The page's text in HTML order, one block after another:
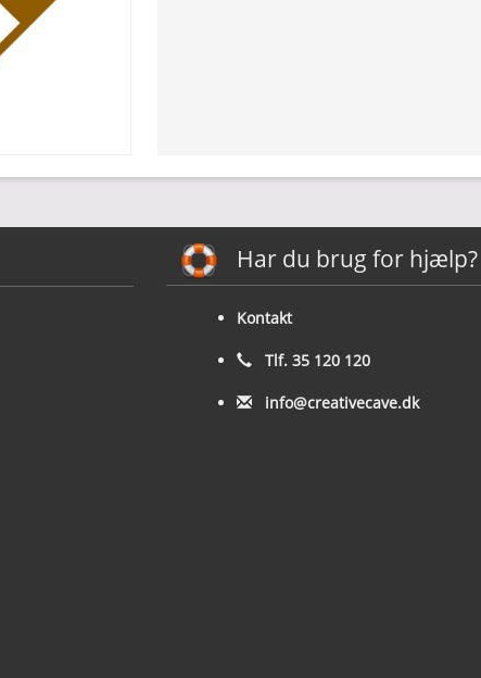
Har du brug for hjælp?
Kontakt
Tlf. 35 120 120
info@creativecave.dk